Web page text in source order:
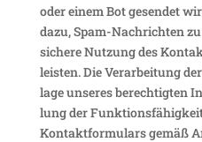
oder einem Bot gesendet
dazu, Spam-Nach­richten
sichere Nutzung des
leisten. Die Verar­bei­tung
lage unseres berech­tigten
lung der
Kontakt­for­mu­lars gemäß